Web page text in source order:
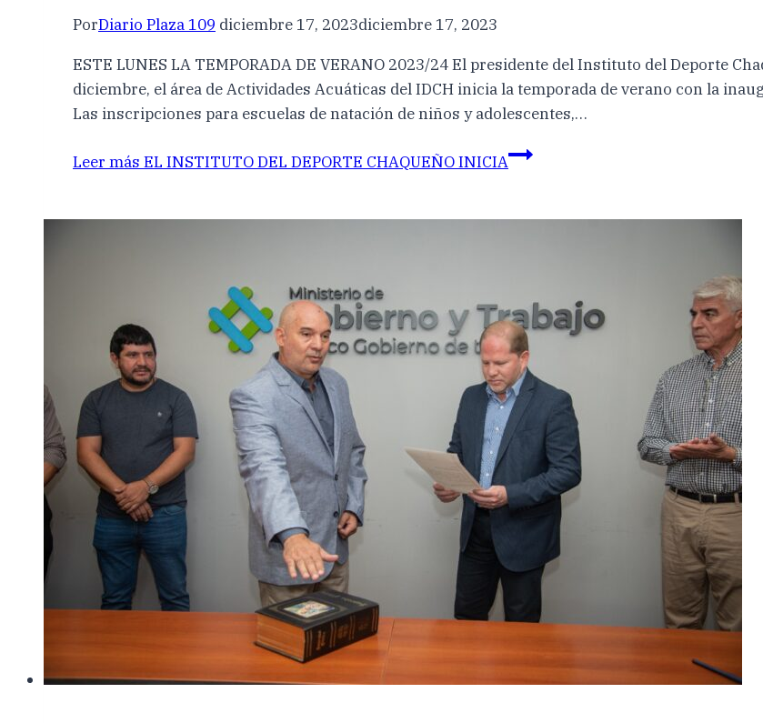
PorDiario Plaza 109 diciembre 17, 2023diciembre 17, 2023
ESTE LUNES LA TEMPORADA DE VERANO 2023/24 El presidente del Instituto del Deporte
diciembre, el área de Actividades Acuáticas del IDCH inicia la temporada de verano con la
Las inscripciones para escuelas de natación de niños y adolescentes,…
Leer más EL INSTITUTO DEL DEPORTE CHAQUEÑO INICIA